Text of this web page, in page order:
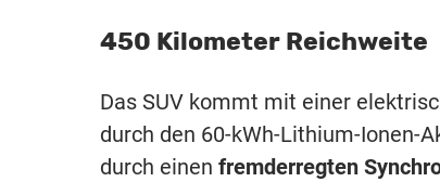
450 Kilometer Reichweite
Das SUV kommt mit einer
durch den 60-kWh-Lithium-Ionen-
durch einen fremderregten